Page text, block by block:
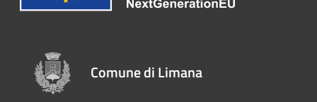
Comune di Limana